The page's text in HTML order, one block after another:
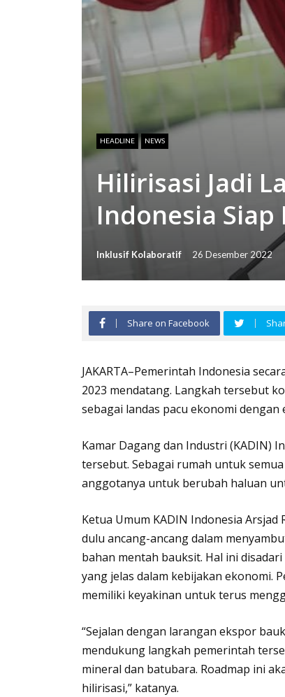
HEADLINE NEWS
Hilirisasi Jadi
Indonesia Siap
Inklusif Kolaboratif 26 Desember 2022
Share on Facebook
JAKARTA–Pemerintah Indonesia
2023 mendatang. Langkah tersebut
sebagai landas pacu ekonomi dengan
Kamar Dagang dan Industri (KADIN)
tersebut. Sebagai rumah untuk
anggotanya untuk berubah haluan
Ketua Umum KADIN Indonesia
dulu ancang-ancang dalam
bahan mentah bauksit. Hal ini
yang jelas dalam kebijakan ekonomi.
memiliki keyakinan untuk terus
“Sejalan dengan larangan ekspor
mendukung langkah pemerintah
mineral dan batubara. Roadmap ini
hilirisasi,” katanya.